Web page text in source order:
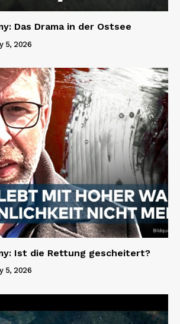
Das Drama in der Ostsee
5, 2026
Ist die Rettung gescheitert?
5, 2026